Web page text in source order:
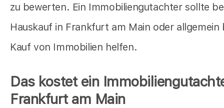
zu bewerten. Ein Immobiliengutachter sollte
Hauskauf in Frankfurt am Main oder allgemein
Kauf von Immobilien helfen.
Das kostet ein
Frankfurt am Main